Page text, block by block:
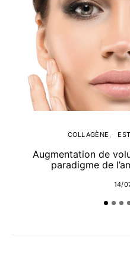
COLLAGÈNE
Augmentation de
paradigme de
14/